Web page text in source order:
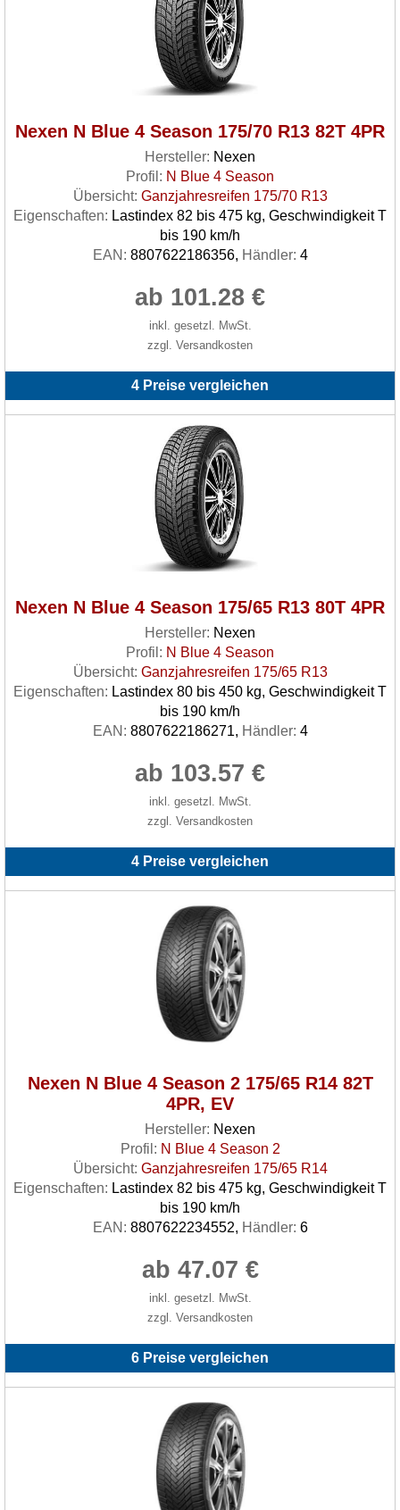
Nexen N Blue 4 Season 175/70 R13 82T 4PR
Hersteller: Nexen
Profil: N Blue 4 Season
Übersicht: Ganzjahresreifen 175/70 R13
Eigenschaften: Lastindex 82 bis 475 kg, Geschwindigkeit T
bis 190 km/h
EAN: 8807622186356, Händler: 4
ab 101.28 €
inkl. gesetzl. MwSt.
zzgl. Versandkosten
4 Preise vergleichen
Nexen N Blue 4 Season 175/65 R13 80T 4PR
Hersteller: Nexen
Profil: N Blue 4 Season
Übersicht: Ganzjahresreifen 175/65 R13
Eigenschaften: Lastindex 80 bis 450 kg, Geschwindigkeit T
bis 190 km/h
EAN: 8807622186271, Händler: 4
ab 103.57 €
inkl. gesetzl. MwSt.
zzgl. Versandkosten
4 Preise vergleichen
Nexen N Blue 4 Season 2 175/65 R14 82T
4PR, EV
Hersteller: Nexen
Profil: N Blue 4 Season 2
Übersicht: Ganzjahresreifen 175/65 R14
Eigenschaften: Lastindex 82 bis 475 kg, Geschwindigkeit T
bis 190 km/h
EAN: 8807622234552, Händler: 6
ab 47.07 €
inkl. gesetzl. MwSt.
zzgl. Versandkosten
6 Preise vergleichen